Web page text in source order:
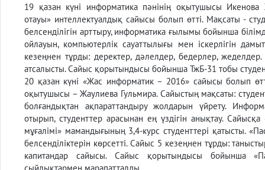
19 қазан күні информатика пәнінің оқытушысы Икенова
отауы» интеллектуалдық сайысы болып өтті. Мақсаты -
белсенділігін арттыру, информатика ғылымы бойынша
ойлауын, компьютерлік сауаттылығы мен іскерлігін
кезеңнен тұрды: деректер, дәлелдер, бедерлер,
атсалысты. Сайыс қорытындысы бойынша ТжБ-31 тобы
20 қазан күні «Жас информатик – 2016» сайысы болып
оқытушысы – Жаулиева Гульмира. Сайыстың мақсаты:
болғандықтан ақпараттандыру жолдарын үйрету.
отырып, студенттер арасынан ең үздігін анықтау.
мұғалімі» мамандығының 3,4-курс студенттері қатысты.
белсенділіктерін көрсетті. Сайыс 5 кезеңнен тұрды:
капитандар сайысы. Сайыс қорытындысы бойынша